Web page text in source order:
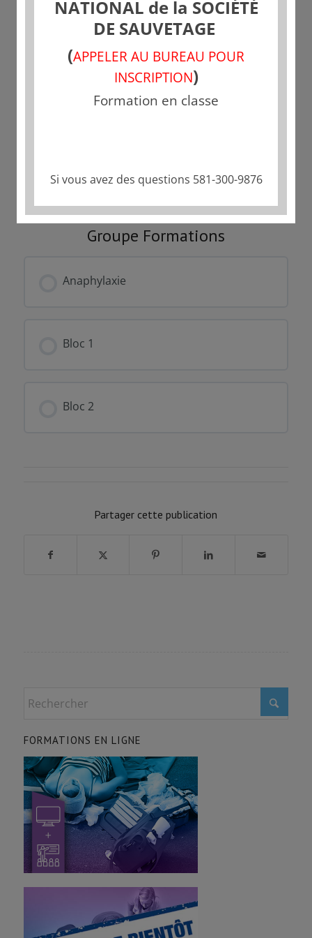
Fermé
Groupe Formations
Anaphylaxie
0% COMPLÉTÉ
Bloc 1
0% COMPLÉTÉ
Bloc 2
Partager cette publication
FORMATIONS EN LIGNE
NATIONAL de la SOCIÉTÉ
DE SAUVETAGE
(APPELER AU BUREAU POUR
INSCRIPTION)
Formation en classe
Si vous avez des questions 581-300-9876